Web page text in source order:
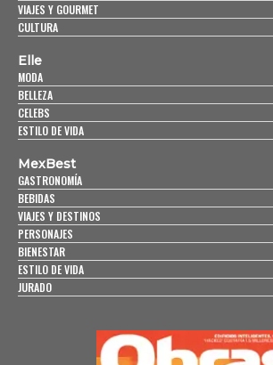
VIAJES Y GOURMET
CULTURA
Elle
MODA
BELLEZA
CELEBS
ESTILO DE VIDA
MexBest
GASTRONOMÍA
BEBIDAS
VIAJES Y DESTINOS
PERSONAJES
BIENESTAR
ESTILO DE VIDA
JURADO